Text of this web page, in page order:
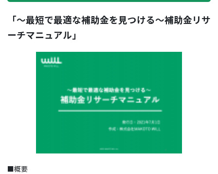
「～最短で最適な補助金を見つける～補助金リサ
ーチマニュアル」
■概要